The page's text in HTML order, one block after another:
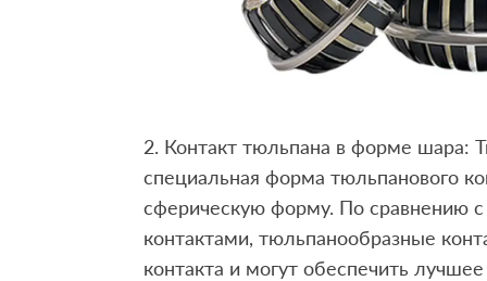
2. Контакт тюльпана в форме шара:
специальная форма тюльпанового
сферическую форму. По сравнению
контактами, тюльпанообразные
контакта и могут обеспечить